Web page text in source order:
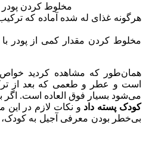
مخلوط کردن پودر
هرگونه غذای له شده آماده که
مخلوط کردن مقدار کمی از پودر
همان‌طور که مشاهده کردید
است و عطر و طعمی که بعد از
می‌شود بسیار فوق العاده است. اگر
کودک پسته داد و نکات لازم در این
بی‌خطر بودن معرفی آجیل به کودک،